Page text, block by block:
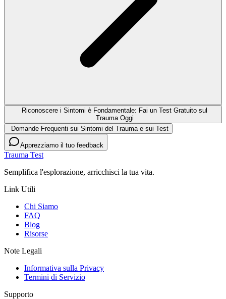
Riconoscere i Sintomi è Fondamentale: Fai un Test Gratuito sul
Trauma Oggi
Domande Frequenti sui Sintomi del Trauma e sui Test
Apprezziamo il tuo feedback
Trauma Test
Semplifica l'esplorazione, arricchisci la tua vita.
Link Utili
Chi Siamo
FAQ
Blog
Risorse
Note Legali
Informativa sulla Privacy
Termini di Servizio
Supporto